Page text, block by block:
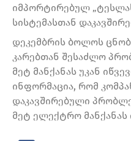
იმპორტირებულ
სისტემასთან
დეკემბრის ბოლოს
კარებთან შესაძლო
მეტ მანქანას უკან
ინფორმაცია, რომ
დაკავშირებული
მეტ ელექტრო მანქანას